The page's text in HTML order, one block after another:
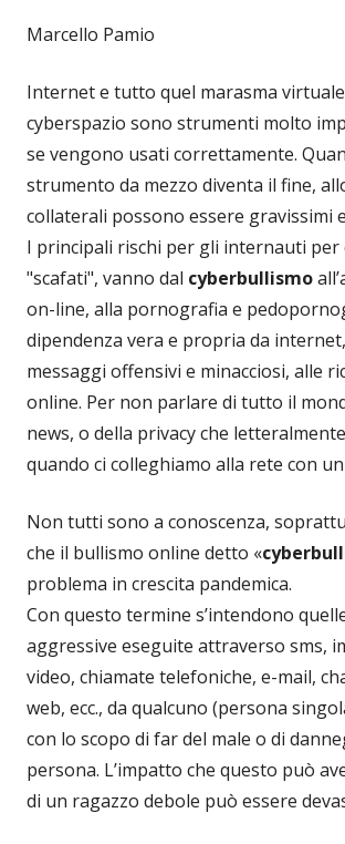
Marcello Pamio
Internet e tutto quel marasma
cyberspazio sono strumenti molto
se vengono usati correttamente.
strumento da mezzo diventa il fine,
collaterali possono essere gravissimi
I principali rischi per gli internauti per
"scafati", vanno dal cyberbullismo
on-line, alla pornografia e
dipendenza vera e propria da
messaggi offensivi e minacciosi, alle
online. Per non parlare di tutto il
news, o della privacy che
quando ci colleghiamo alla rete con
Non tutti sono a conoscenza,
che il bullismo online detto «
problema in crescita pandemica.
Con questo termine s’intendono
aggressive eseguite attraverso sms,
video, chiamate telefoniche, e-mail,
web, ecc., da qualcuno (persona
con lo scopo di far del male o di
persona. L’impatto che questo può
di un ragazzo debole può essere